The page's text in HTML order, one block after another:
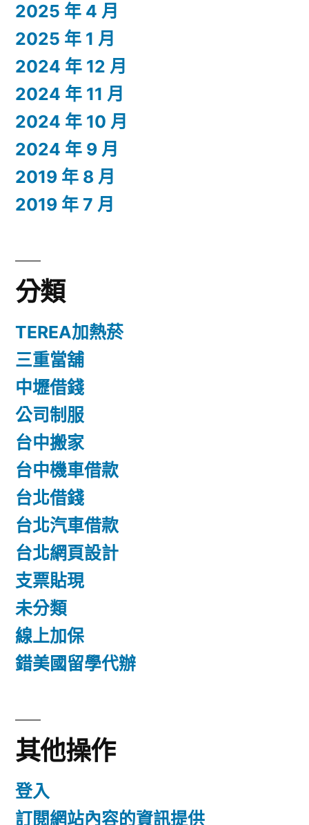
2025 年 4 月
2025 年 1 月
2024 年 12 月
2024 年 11 月
2024 年 10 月
2024 年 9 月
2019 年 8 月
2019 年 7 月
分類
TEREA加熱菸
三重當舖
中壢借錢
公司制服
台中搬家
台中機車借款
台北借錢
台北汽車借款
台北網頁設計
支票貼現
未分類
線上加保
錯美國留學代辦
其他操作
登入
訂閱網站內容的資訊提供